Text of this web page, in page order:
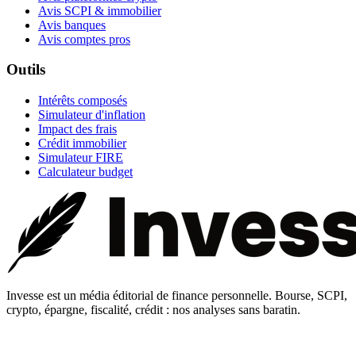
Avis SCPI & immobilier
Avis banques
Avis comptes pros
Outils
Intérêts composés
Simulateur d'inflation
Impact des frais
Crédit immobilier
Simulateur FIRE
Calculateur budget
Invesse est un média éditorial de finance personnelle. Bourse, SCPI,
crypto, épargne, fiscalité, crédit : nos analyses sans baratin.